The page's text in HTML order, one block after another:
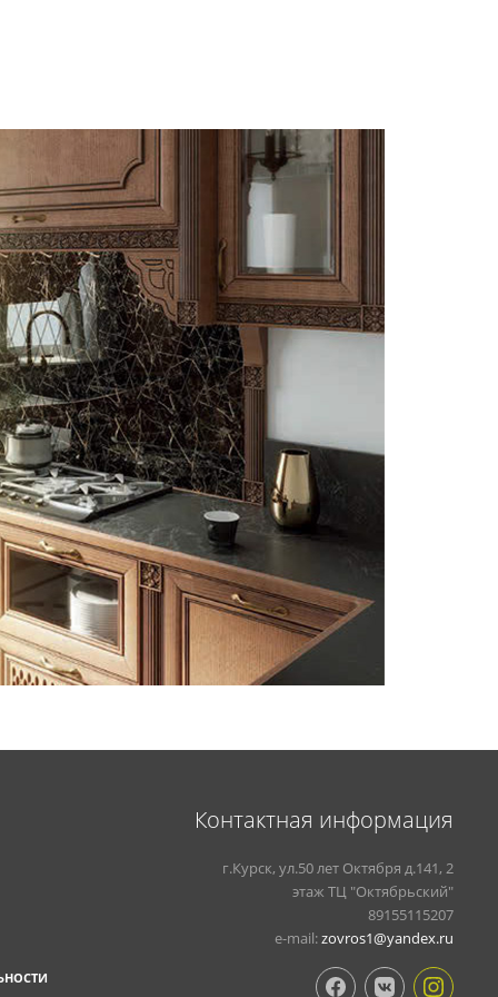
Контактная информация
г.Курск, ул.50 лет Октября д.141, 2
этаж ТЦ "Октябрьский"
89155115207
e-mail:zovros1@yandex.ru